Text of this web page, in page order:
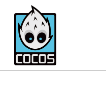
3436826122